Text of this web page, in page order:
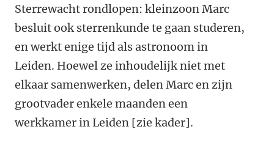
Sterrewacht rondlopen: kleinzoon Marc
besluit ook sterrenkunde te gaan studeren,
en werkt enige tijd als astronoom in
Leiden. Hoewel ze inhoudelijk niet met
elkaar samenwerken, delen Marc en zijn
grootvader enkele maanden een
werkkamer in Leiden [zie kader].